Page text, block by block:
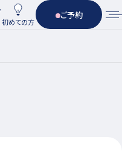
初めての方
ご予約